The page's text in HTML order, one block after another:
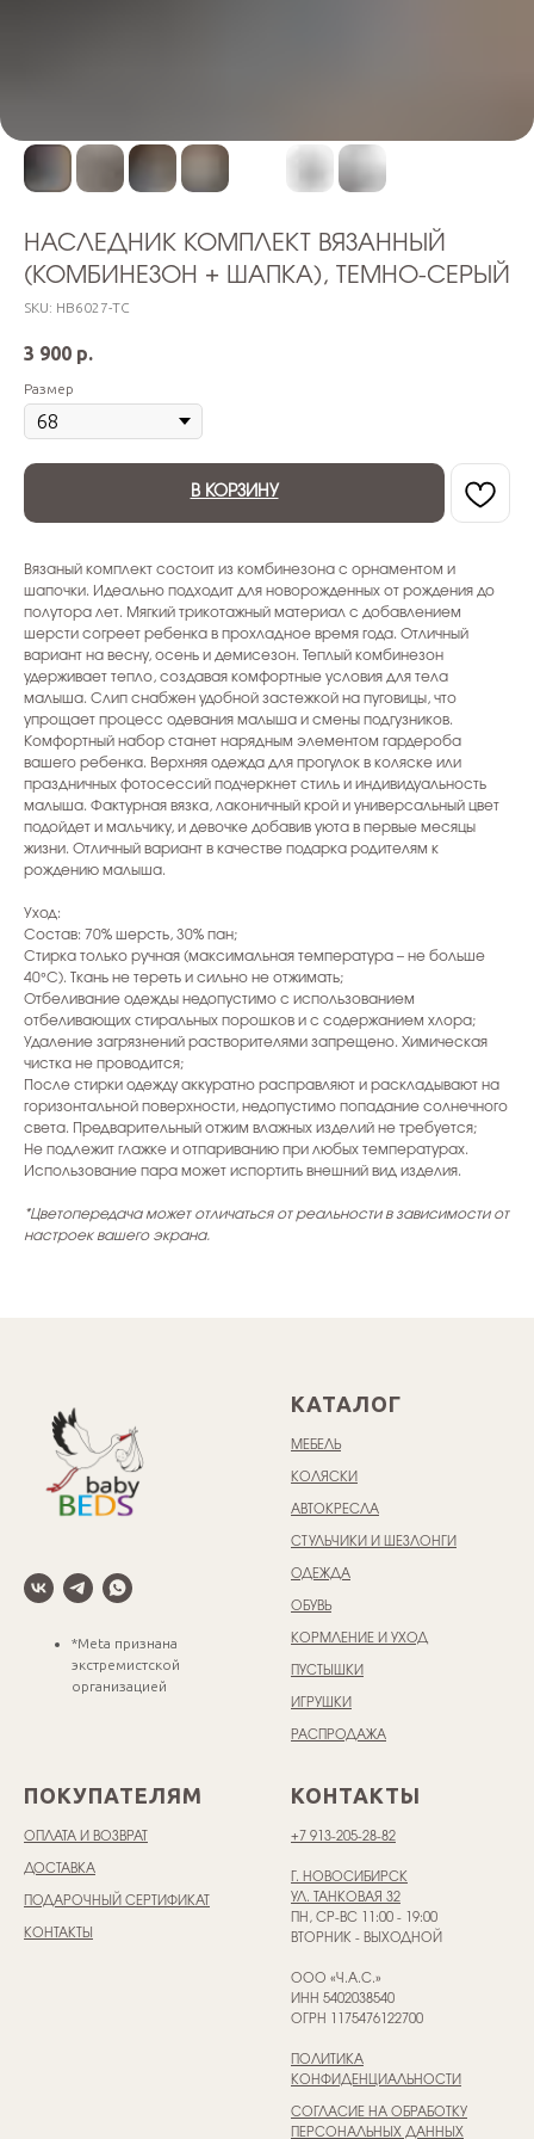
НАСЛЕДНИК КОМПЛЕКТ ВЯЗАННЫЙ
(КОМБИНЕЗОН + ШАПКА), ТЕМНО-СЕРЫЙ
SKU: НВ6027-ТС
3 900 р.
Размер
В КОРЗИНУ
Вязаный комплект состоит из комбинезона с орнаментом и
шапочки. Идеально подходит для новорожденных от рождения до
полутора лет. Мягкий трикотажный материал с добавлением
шерсти согреет ребенка в прохладное время года. Отличный
вариант на весну, осень и демисезон. Теплый комбинезон
удерживает тепло, создавая комфортные условия для тела
малыша. Слип снабжен удобной застежкой на пуговицы, что
упрощает процесс одевания малыша и смены подгузников.
Комфортный набор станет нарядным элементом гардероба
вашего ребенка. Верхняя одежда для прогулок в коляске или
праздничных фотосессий подчеркнет стиль и индивидуальность
малыша. Фактурная вязка, лаконичный крой и универсальный цвет
подойдет и мальчику, и девочке добавив уюта в первые месяцы
жизни. Отличный вариант в качестве подарка родителям к
рождению малыша.
Уход:
Состав: 70% шерсть, 30% пан;
Стирка только ручная (максимальная температура – не больше
40°C). Ткань не тереть и сильно не отжимать;
Отбеливание одежды недопустимо с использованием
отбеливающих стиральных порошков и с содержанием хлора;
Удаление загрязнений растворителями запрещено. Химическая
чистка не проводится;
После стирки одежду аккуратно расправляют и раскладывают на
горизонтальной поверхности, недопустимо попадание солнечного
света. Предварительный отжим влажных изделий не требуется;
Не подлежит глажке и отпариванию при любых температурах.
Использование пара может испортить внешний вид изделия.
*Цветопередача может отличаться от реальности в зависимости от
настроек вашего экрана.
*Meta признана
экстремистской
организацией
КАТАЛОГ
МЕБЕЛЬ
КОЛЯСКИ
АВТОКРЕСЛА
СТУЛЬЧИКИ И ШЕЗЛОНГИ
ОДЕЖДА
ОБУВЬ
КОРМЛЕНИЕ И УХОД
ПУСТЫШКИ
ИГРУШКИ
РАСПРОДАЖА
ПОКУПАТЕЛЯМ
ОПЛАТА И ВОЗВРАТ
ДОСТАВКА
ПОДАРОЧНЫЙ СЕРТИФИКАТ
КОНТАКТЫ
КОНТАКТЫ
+7 913-205-28-82
Г. НОВОСИБИРСК
УЛ. ТАНКОВАЯ 32
ПН, СР-ВС 11:00 - 19:00
ВТОРНИК - ВЫХОДНОЙ
ООО «Ч.А.С.»
ИНН 5402038540
ОГРН 1175476122700
ПОЛИТИКА
КОНФИДЕНЦИАЛЬНОСТИ
СОГЛАСИЕ НА ОБРАБОТКУ
ПЕРСОНАЛЬНЫХ ДАННЫХ